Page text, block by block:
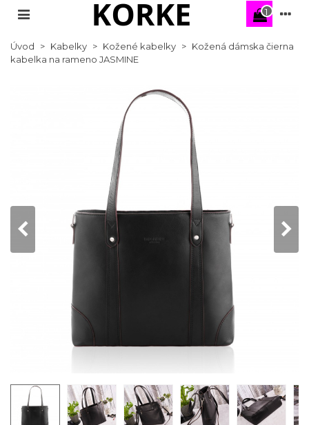
1
Úvod > Kabelky > Kožené kabelky > Kožená dámska čierna
kabelka na rameno JASMINE